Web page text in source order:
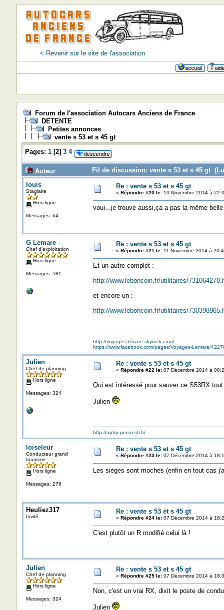
< Revenir sur le site de l'association
Forum de l'association Autocars Anciens de France
DETENTE
Petites annonces
vente s 53 et s 45 gt
Pages: 1[2] 3 4
Auteur
Fil de discussion: vente s 53 et s 45 gt
louis
Stagiaire
Hors ligne
Messages: 64
Re : vente s 53 et s 45 gt
« Répondre #20 le:10 Novembre 2014 à
voui...je trouve aussi,ça a pas la même
G Lemare
Chef d'exploitation
Hors ligne
Messages: 581
Re : vente s 53 et s 45 gt
« Répondre #21 le:11 Novembre 2014 à
Et un autre complet :
http://www.leboncoin.fr/utilitaires/
et encore un :
http://www.leboncoin.fr/utilitaires/
http://voyages-lemare.skyrock.com/
https://www.facebook.com/pages/Voyages-Lemare/
Julien
Chef de planning
Hors ligne
Messages: 324
Re : vente s 53 et s 45 gt
« Répondre #22 le:07 Décembre 2014 à
Qui est intéressé pour sauver ce S53RX
Julien
http://aptrp.perso.sfr.fr/
loiseleur
Conducteur grand
tourisme
Hors ligne
Messages: 276
Re : vente s 53 et s 45 gt
« Répondre #23 le:07 Décembre 2014 à
Les sièges sont moches (enfin en tout cas
Heuliez317
Invité
Re : vente s 53 et s 45 gt
« Répondre #24 le:07 Décembre 2014 à
C'est plutôt un R modifié celui là !
Julien
Chef de planning
Hors ligne
Messages: 324
Re : vente s 53 et s 45 gt
« Répondre #25 le:07 Décembre 2014 à
Non, c'est un vrai RX, dixit le poste de
Julien